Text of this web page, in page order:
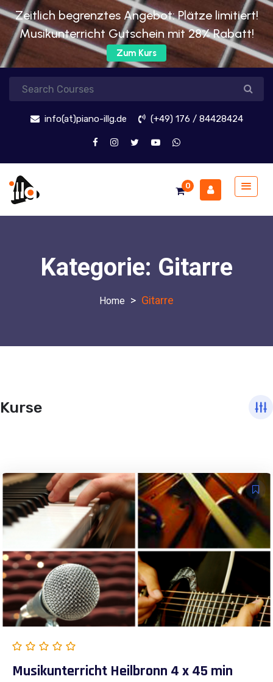
Zeitlich begrenztes Angebot: Plätze limitiert!
Musikunterricht Gutschein mit 28% Rabatt!
Zum Kurs
info(at)piano-illg.de (+49) 176 / 84428424
0
Kategorie: Gitarre
> Gitarre
Kurse
Musikunterricht Heilbronn 4 x 45 min